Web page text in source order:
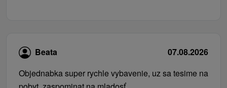
Beata
07.08.2026
Objednabka super rychle vybavenie, uz sa tesime na